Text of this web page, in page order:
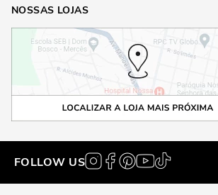
NOSSAS LOJAS
FOLLOW US